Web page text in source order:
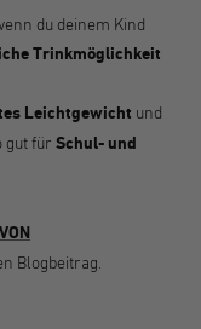
du deinem Kind
Trinkmöglichkeit
Leichtgewicht und
gut für Schul- und
Blogbeitrag.